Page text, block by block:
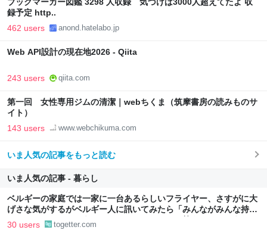
ブックマーカー図鑑 3298 人収録 気づけば3000人超えてたよ 収
録予定 http..
462 users anond.hatelabo.jp
Web API設計の現在地2026 - Qiita
243 users qiita.com
第一回 女性専用ジムの清潔｜webちくま（筑摩書房の読みものサ
イト）
143 users www.webchikuma.com
いま人気の記事をもっと読む
いま人気の記事 - 暮らし
ベルギーの家庭では一家に一台あるらしいフライヤー、さすがに大
げさな気がするがベルギー人に訊いてみたら「みんながみんな持っ
てるわけやないで。うちにはあるけどな」とか答えるんだろうな
30 users togetter.com